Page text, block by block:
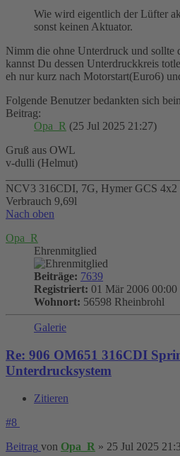
Wie wird eigentlich der Lüfter
sonst keinen Aktuator.
Nimm die ohne Unterdruck und sollte
kannst Du dessen Unterdruckkreis
eh nur kurz nach Motorstart(Euro6)
Folgende Benutzer bedankten sich
Beitrag:
Opa_R (25 Jul 2025 21:27)
Gruß aus OWL
v-dulli (Helmut)
NCV3 316CDI, 7G, Hymer GCS 4x2
Verbrauch 9,69l
Nach oben
Opa_R
Ehrenmitglied
Beiträge: 7639
Registriert: 01 Mär 2006 00:00
Wohnort: 56598 Rheinbrohl
Galerie
Re: 906 OM651 316CDI
Unterdrucksystem
Zitieren
#8
Beitrag von Opa_R » 25 Jul 2025